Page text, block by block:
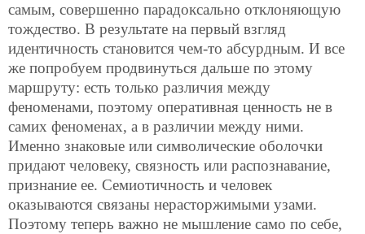
самым, совершенно парадоксально отклоняющую
тождество. В результате на первый взгляд
идентичность становится чем-то абсурдным. И все
же попробуем продвинуться дальше по этому
маршруту: есть только различия между
феноменами, поэтому оперативная ценность не в
самих феноменах, а в различии между ними.
Именно знаковые или символические оболочки
придают человеку, связность или распознавание,
признание ее. Семиотичность и человек
оказываются связаны нерасторжимыми узами.
Поэтому теперь важно не мышление само по себе,